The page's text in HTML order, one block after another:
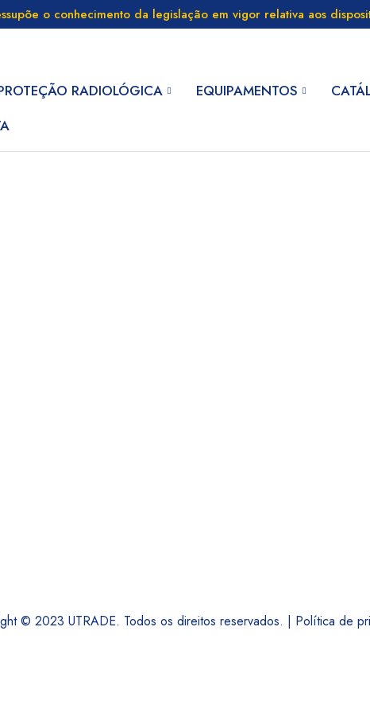
o conhecimento da legislação em vigor relativa aos
RADIOLÓGICA EQUIPAMENTOS
© 2023 UTRADE. Todos os direitos reservados. | Política de